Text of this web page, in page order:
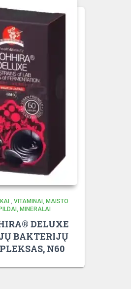
, VITAMINAI, MAISTO
MINERALAI
DELUXE
BAKTERIJŲ
N60